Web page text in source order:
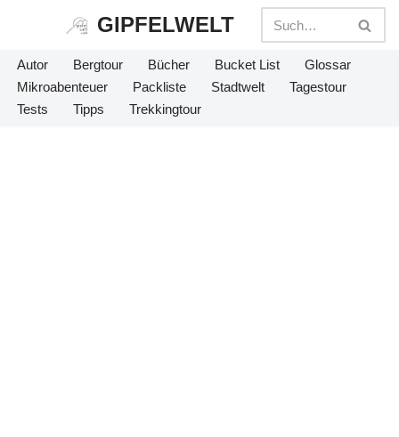
Inhalt
springen
GIPFELWELT
Autor Bergtour Bücher Bucket List
Glossar
Mikroabenteuer
Packliste Stadtwelt
Tagestour
Tests
Tipps Trekkingtour